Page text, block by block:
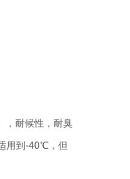
，耐候性，耐臭
用到-40℃，但